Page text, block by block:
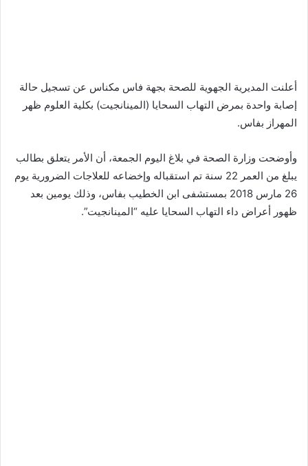
أعلنت المديرية الجهوية للصحة بجهة فاس مكناس عن تسجيل حالة
إصابة واحدة بمرض التهاب السحايا (المينانجيت) بكلية العلوم ظهر
المهراز بفاس.
وأوضحت وزارة الصحة في بلاغ اليوم الجمعة، أن الأمر يتعلق بطالب
يبلغ من العمر 22 سنة تم استقباله وإخضاعه للعلاجات الضرورية يوم
26 مارس 2018 بمستشفى ابن الخطيب بفاس، وذلك يومين بعد
ظهور أعراض داء التهاب السحايا عليه “المينانجيت”.